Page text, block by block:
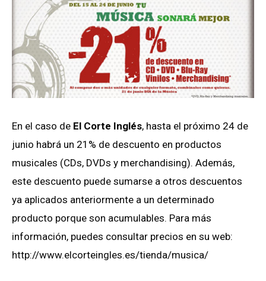
En el caso de El Corte Inglés, hasta el próximo 24 de
junio habrá un 21% de descuento en productos
musicales (CDs, DVDs y merchandising). Además,
este descuento puede sumarse a otros descuentos
ya aplicados anteriormente a un determinado
producto porque son acumulables. Para más
información, puedes consultar precios en su web:
http://www.elcorteingles.es/tienda/musica/